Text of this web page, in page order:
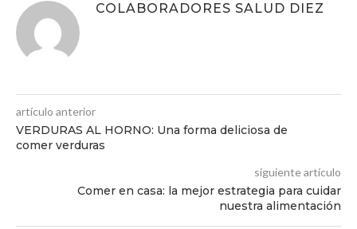
COLABORADORES SALUD DIEZ
artículo anterior
VERDURAS AL HORNO: Una forma deliciosa de
comer verduras
siguiente artículo
Comer en casa: la mejor estrategia para cuidar
nuestra alimentación